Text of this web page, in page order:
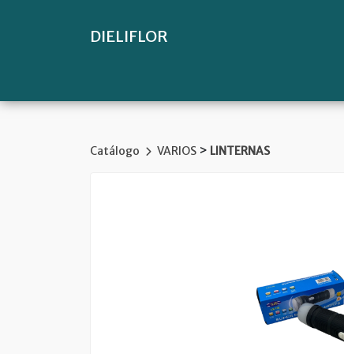
DIELIFLOR
Catálogo VARIOS > LINTERNAS